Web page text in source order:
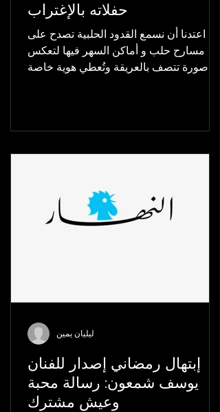
حفلاته بالإغتراب
اعتدنا أن نسمع القدود الحلبية تصدح على
مسارح حلب و أماكن السهر فيها لتعكس
صورة تتصف بالعريقة وتُعطي هوية خاصة
إبتهال رمضاني إصدار للفنان
يوسف شمعون: رسالة محبة
وعيش مشترك
ليليان يمين